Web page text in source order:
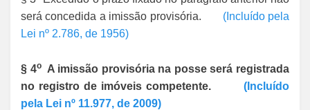
será concedida a imissão provisória. (Incluído pela
Lei nº 2.786, de 1956)
§ 4oA imissão provisória na posse será registrada
no registro de imóveis competente. (Incluído
pela Lei nº 11.977, de 2009)